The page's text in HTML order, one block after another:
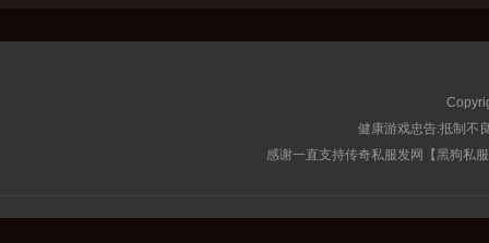
健康游戏忠告:抵制不
感谢一直支持传奇私服发网【黑狗私